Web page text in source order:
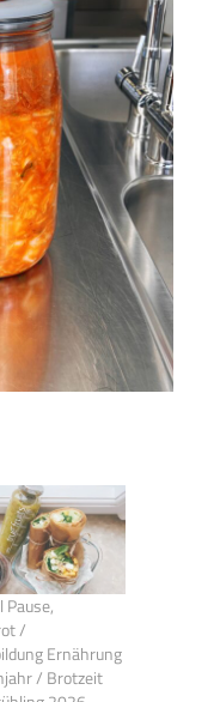
Pause,
/
Ernährung
/ Brotzeit